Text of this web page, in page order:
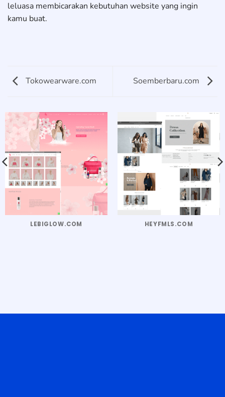
leluasa membicarakan kebutuhan website yang ingin
kamu buat.
Tokowearware.com Soemberbaru.com
LEBIGLOW.COM HEYFMLS.COM